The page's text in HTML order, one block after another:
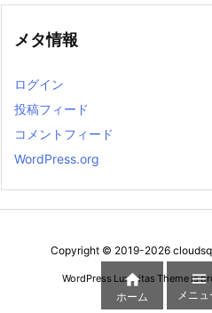
メタ情報
ログイン
投稿フィード
コメントフィード
WordPress.org
Copyright © 2019-2026
WordPress Luxeritas Theme is

ホーム

メニュ